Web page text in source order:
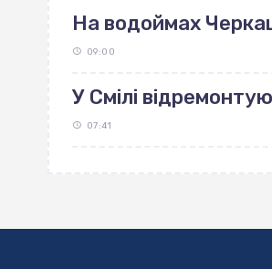
На водоймах
09:00
У Смілі
07:41